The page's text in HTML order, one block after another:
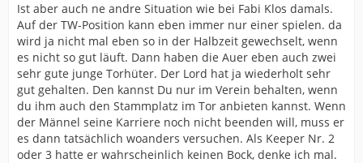
Ist aber auch ne andre Situation wie bei Fabi Klos damals.
Auf der TW-Position kann eben immer nur einer spielen. da
wird ja nicht mal eben so in der Halbzeit gewechselt, wenn
es nicht so gut läuft. Dann haben die Auer eben auch zwei
sehr gute junge Torhüter. Der Lord hat ja wiederholt sehr
gut gehalten. Den kannst Du nur im Verein behalten, wenn
du ihm auch den Stammplatz im Tor anbieten kannst. Wenn
der Männel seine Karriere noch nicht beenden will, muss er
es dann tatsächlich woanders versuchen. Als Keeper Nr. 2
oder 3 hatte er wahrscheinlich keinen Bock, denke ich mal.